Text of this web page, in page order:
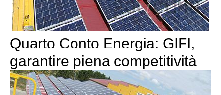
Quarto Conto Energia: GIFI,
garantire piena competitività